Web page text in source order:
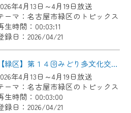
年4月13日～4月19日放送
ーマ：名古屋市緑区のトピックス
生時間：00:03:11
録日：2026/04/21
【緑区】第１４回みどり多文化交流会
年4月13日～4月19日放送
ーマ：名古屋市緑区のトピックス
生時間：00:03:00
録日：2026/04/21
はご加入者様へのサー
を利用いただくには、
き、
加入と『CCNetマイ
インが必要となりま